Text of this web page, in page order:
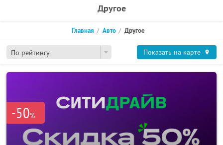
Другое
По рейтингу
Главная Авто Другое
Показать на карте
-50%